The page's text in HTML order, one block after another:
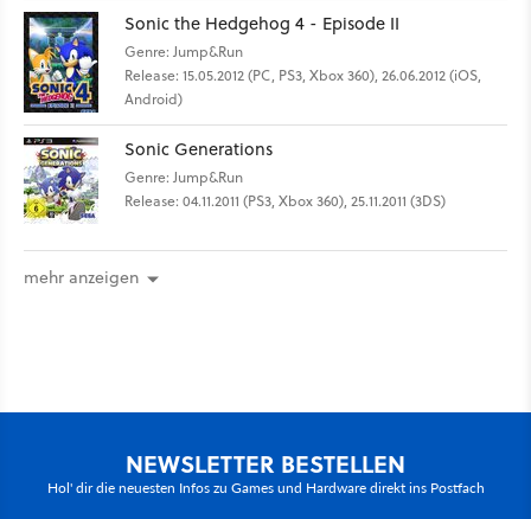
Sonic the Hedgehog 4 - Episode II
Genre: Jump&Run
Release: 15.05.2012 (PC, PS3, Xbox 360), 26.06.2012 (iOS,
Android)
Sonic Generations
Genre: Jump&Run
Release: 04.11.2011 (PS3, Xbox 360), 25.11.2011 (3DS)
mehr anzeigen
NEWSLETTER BESTELLEN
Hol' dir die neuesten Infos zu Games und Hardware direkt ins Postfach